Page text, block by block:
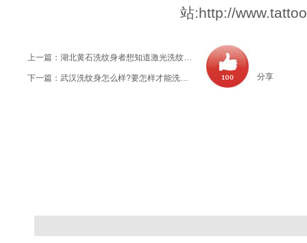
站:http://
上一篇： 湖北黄石洗纹身者想知道激光洗纹身真的不留疤痕？？
下一篇： 武汉洗纹身怎么样?要怎样才能洗掉身上的纹身？ 分享